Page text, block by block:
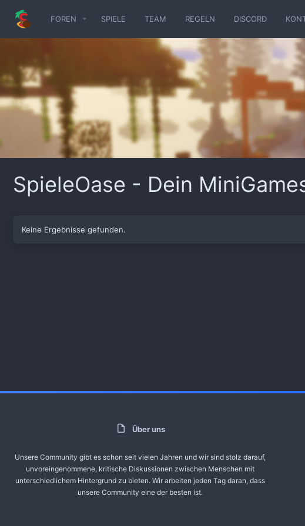
FOREN SPIELE TEAM REGELN DISCORD
SpieleOase - Dein
Keine Ergebnisse gefunden.
Über uns
Unsere Community gibt es schon seit vielen Jahren und wir sind stolz darauf,
unvoreingenommene, kritische Diskussionen zwischen Menschen mit
unterschiedlichem Hintergrund zu bieten. Wir arbeiten jeden Tag daran, dass
unsere Community eine der besten ist.